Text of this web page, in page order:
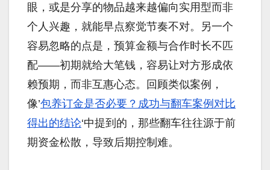
眼，或是分享的物品越来越偏向实用型而非
个人兴趣，就能早点察觉节奏不对。另一个
容易忽略的点是，预算金额与合作时长不匹
配——初期就给大笔钱，容易让对方形成依
赖预期，而非互惠心态。回顾类似案例，
像’包养订金是否必要？成功与翻车案例对比
得出的结论‘中提到的，那些翻车往往源于前
期资金松散，导致后期控制难。